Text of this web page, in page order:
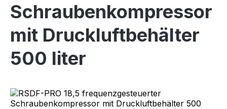
Schraubenkompressor
mit Druckluftbehälter
500 liter
Bildergalerie überspringen